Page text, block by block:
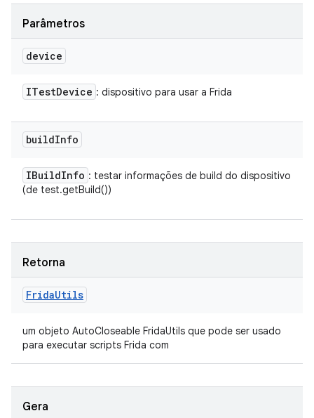
Parâmetros
device
ITestDevice : dispositivo para usar a Frida
buildInfo
IBuildInfo : testar informações de build do dispositivo
(de test.getBuild())
Retorna
FridaUtils
um objeto AutoCloseable FridaUtils que pode ser usado
para executar scripts Frida com
Gera